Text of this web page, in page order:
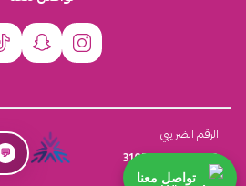
الرقم الضريبي
310555259800003
💬
تواصل معنا